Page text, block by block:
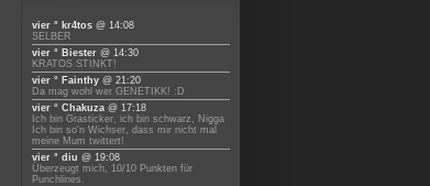
vier ° kr4tos @ 14:08
SELBER
vier ° Biester @ 14:30
KRATOS STINKT!
vier ° Fainthy @ 21:20
Da mag wohl wer GENETIKK! :D
vier ° Chakuza @ 17:18
Ich bin Grasticker, ich bin schwarz, Nigga
Ich bin so'n Wichser, dass mir nicht mal
meine Mum twittert!
vier ° diu @ 19:08
Überzeugt mich, 10/10 Punkten für
Punchlines.